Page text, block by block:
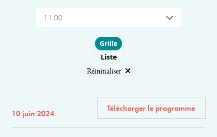
11:00
Choose layout
Grille
Liste
Réinitialiser
10 juin 2024
Télécharger le programme